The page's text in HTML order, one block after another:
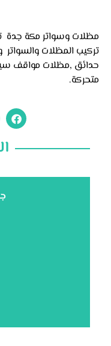
مظلات وسواتر مكة
تركيب المظلات والسواتر
حدائق ,مظلات مواقف
متحركة.